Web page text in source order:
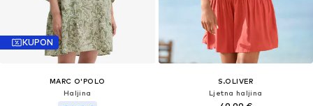
KUPON
MARC O'POLO
Haljina
S.OLIVER
Ljetna haljina